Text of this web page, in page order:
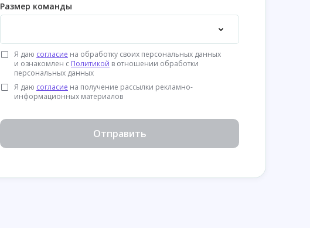
Размер команды
Я даю согласие на обработку своих персональных данных
и ознакомлен с Политикой в отношении обработки
персональных данных
Я даю согласие на получение рассылки рекламно-
информационных материалов
Отправить